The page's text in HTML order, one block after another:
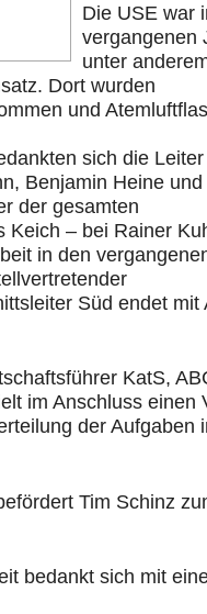
Die USE war
vergangenen
unter
Dort wurden
und
sich die
Benjamin Heine
der gesamten
Keich – bei Rainer
in den
Süd endet mit
KatS,
im Anschluss einen
der Aufgaben
Tim Schinz
bedankt sich mit